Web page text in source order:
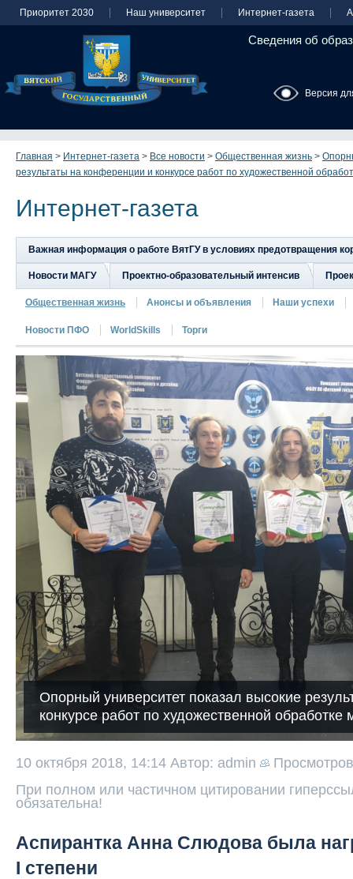
Приоритет 2030 Наш университет Интернет-газета
Сведения об
Версия
Главная > Интернет-газета > Все новости > Общественная жизнь >
результаты на конференции и конкурсе работ по художественной
Интернет-газета
Важная информация о работе ВятГУ в условиях предотвращения
Новости МАГУ Проектно-образовательный интенсив
Общественная жизнь Анонсы и объявления Наши успехи
Новости ПФО WorldSkills Торги
Опорный университет показал высокие
конкурсе работ по художественной
10 октября 2018, 14:14 Автор: admin
При полном или частичном цитировании
обязательна!
Аспирантка Анна Слюдова была
I степени